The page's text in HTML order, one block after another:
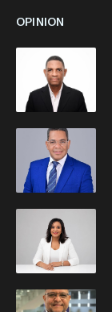
OPINION